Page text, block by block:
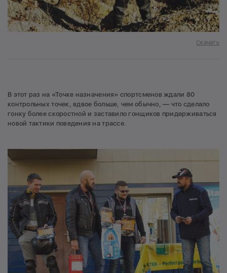
Скачать
В этот раз на «Точке назначения» спортсменов ждали 80
контрольных точек, вдвое больше, чем обычно, — что сделало
гонку более скоростной и заставило гонщиков придерживаться
новой тактики поведения на трассе.